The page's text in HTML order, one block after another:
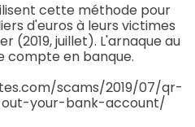
cette méthode pour
d'euros à leurs victimes
(2019, juillet). L'arnaque au
compte en banque.
scams/2019/07/qr-
your-bank-account/